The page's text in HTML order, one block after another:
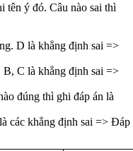
tên ý đó. Câu nào sai thì
D là khẳng định sai =>
C là khẳng định sai =>
đúng thì ghi đáp án là
các khẳng định sai => Đáp